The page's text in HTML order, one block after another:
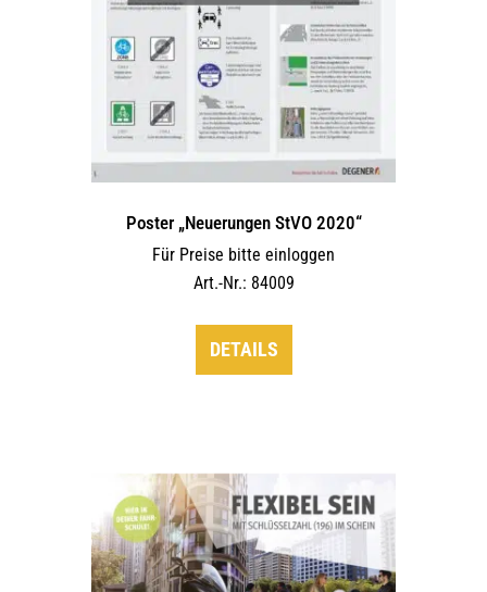
werden
Poster „Neuerungen StVO 2020“
Für Preise bitte einloggen
Art.-Nr.: 84009
DETAILS